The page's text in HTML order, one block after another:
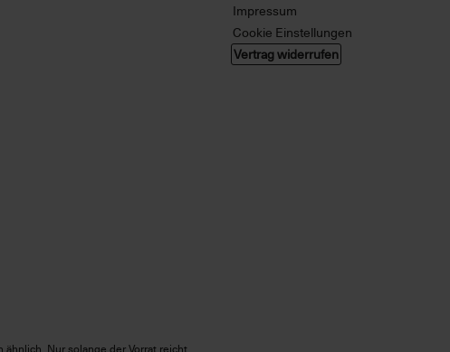
Impressum
Cookie Einstellungen
Vertrag widerrufen
Nur solange der Vorrat reicht.